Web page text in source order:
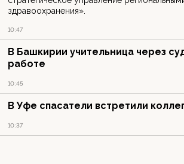
здравоохранения».
10:47
В Башкирии учительница через
работе
10:45
В Уфе спасатели встретили
10:37